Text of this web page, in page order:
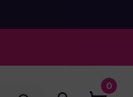
0